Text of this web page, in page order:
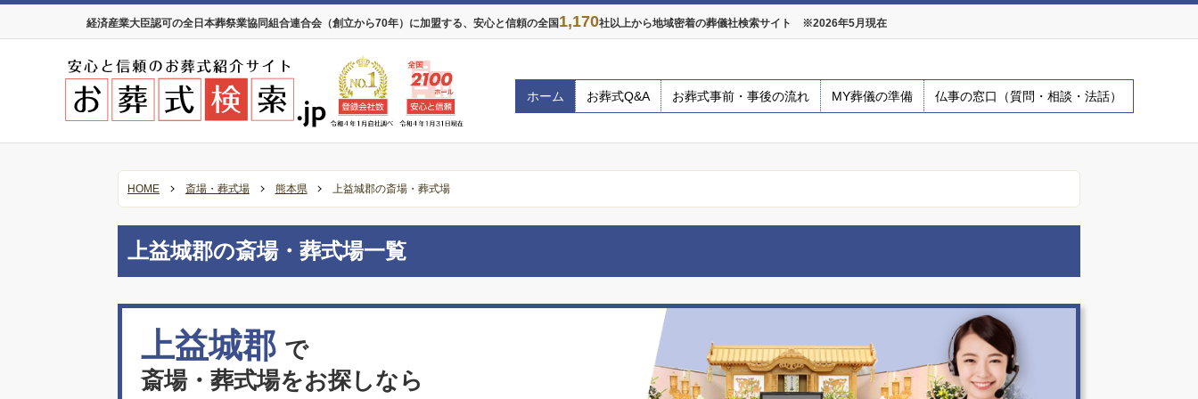
経済産業大臣認可の全日本葬祭業協同組合連合会（創立から70年）に加盟する、安心と信頼の全国1,170社以上から地域密着の葬儀社検索サイト ※2026年5月現在
ホーム お葬式Q&A お葬式事前・事後の流れ MY葬儀の準備 仏事の窓口（質問・相談・法話）
HOME 斎場・葬式場 熊本県 上益城郡の斎場・葬式場
上益城郡の斎場・葬式場一覧
上益城郡 で
斎場・葬式場をお探しなら